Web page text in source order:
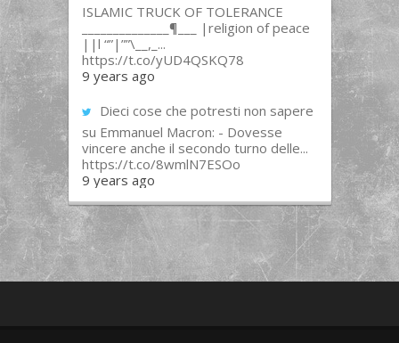
ISLAMIC TRUCK OF TOLERANCE
______________¶___ |religion of peace
||l “”|””\__,_...
https://t.co/yUD4QSKQ78
9 years ago
Dieci cose che potresti non sapere
su Emmanuel Macron: - Dovesse
vincere anche il secondo turno delle...
https://t.co/8wmlN7ESOo
9 years ago